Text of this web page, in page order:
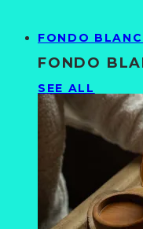
FONDO
FONDO
SEE ALL